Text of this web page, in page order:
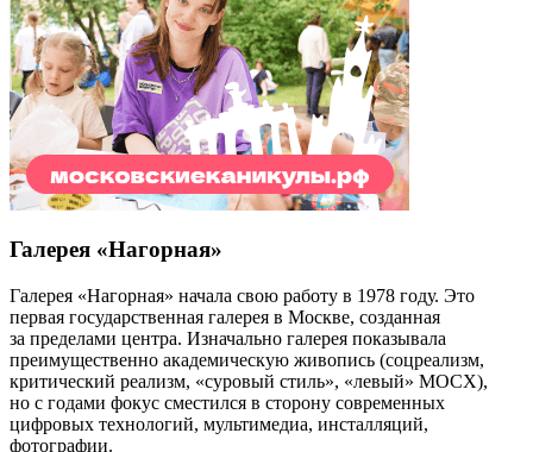
Галерея «Нагорная»
Галерея «Нагорная» начала свою работу в 1978 году. Это
первая государственная галерея в Москве, созданная
за пределами центра. Изначально галерея показывала
преимущественно академическую живопись (cоцреализм,
критический реализм, «суровый стиль», «левый» МОСХ),
но с годами фокус сместился в сторону современных
цифровых технологий, мультимедиа, инсталляций,
фотографии.